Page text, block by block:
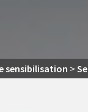
sensibilisation >